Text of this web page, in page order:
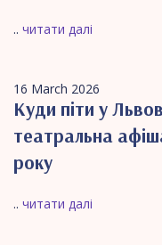
.. читати далі
16 March 2026
Куди піти у
театральна
року
.. читати далі